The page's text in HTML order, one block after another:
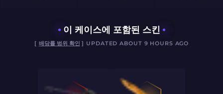
이 케이스에 포함된 스킨
[ 배당률 범위 확인 ] UPDATED ABOUT 9 HOURS AGO